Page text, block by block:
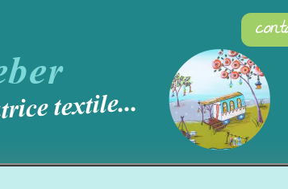
textile...
contact
brightness_1